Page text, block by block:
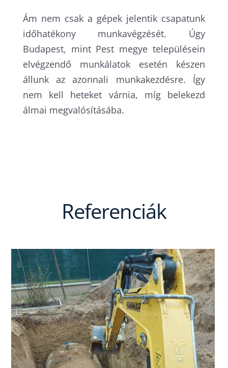
Ám nem csak a gépek jelentik csapatunk
időhatékony munkavégzését. Úgy
Budapest, mint Pest megye településein
elvégzendő munkálatok esetén készen
állunk az azonnali munkakezdésre. Így
nem kell heteket várnia, míg belekezd
álmai megvalósításába.
Referenciák